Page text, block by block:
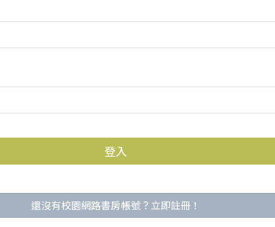
還沒有校園網路書房帳號？立即註冊！